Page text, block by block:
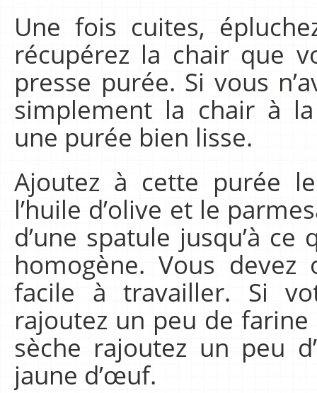
Une fois cuites,
récupérez la chair que
presse purée. Si vous
simplement la chair à
une purée bien lisse.
Ajoutez à cette purée
l’huile d’olive et le
d’une spatule jusqu’à
homogène. Vous
facile à travailler. Si
rajoutez un peu de
sèche rajoutez un peu
jaune d’œuf.